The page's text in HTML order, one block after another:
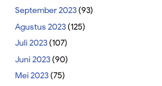
September 2023(93)
Agustus 2023(125)
Juli 2023(107)
Juni 2023(90)
Mei 2023(75)